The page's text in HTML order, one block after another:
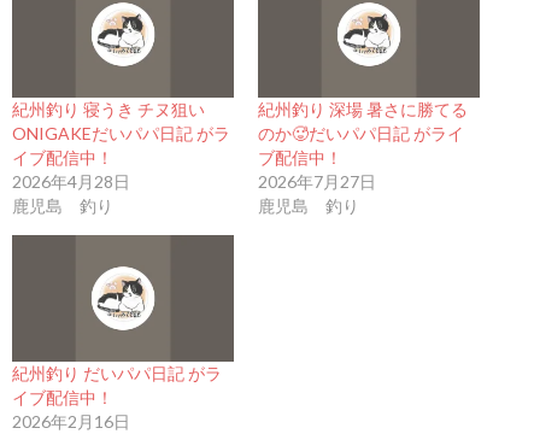
紀州釣り 寝うき チヌ狙い
ONIGAKEだいパパ日記 がラ
イブ配信中！
2026年4月28日
鹿児島 釣り
紀州釣り 深場 暑さに勝てる
のか🥵だいパパ日記 がライ
ブ配信中！
2026年7月27日
鹿児島 釣り
紀州釣り だいパパ日記 がラ
イブ配信中！
2026年2月16日